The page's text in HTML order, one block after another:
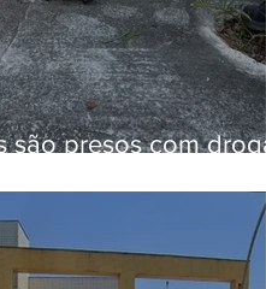
são presos com